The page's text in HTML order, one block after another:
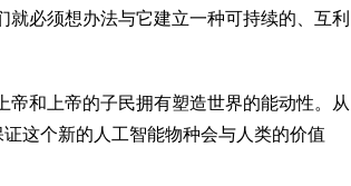
必须想办法与它建立一种可持续的、互利
和上帝的子民拥有塑造世界的能动性。从
这个新的人工智能物种会与人类的价值